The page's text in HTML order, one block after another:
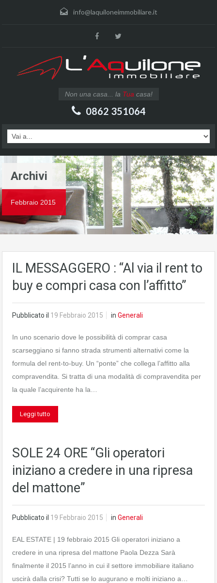
info@laquiloneimmobiliare.it
Non una casa... la Tua casa!
0862 351064
Archivi
Febbraio 2015
IL MESSAGGERO : “Al via il rent to
buy e compri casa con l’affitto”
Pubblicato il 19 Febbraio 2015 in Generali
In uno scenario dove le possibilità di comprar casa
scarseggiano si fanno strada strumenti alternativi come la
formula del rent-to-buy. Un “ponte” che collega l’affitto alla
compravendita. Si tratta di una modalità di compravendita per
la quale l’acquirente ha la…
Leggi tutto
SOLE 24 ORE “Gli operatori
iniziano a credere in una ripresa
del mattone”
Pubblicato il 19 Febbraio 2015 in Generali
EAL ESTATE | 19 febbraio 2015 Gli operatori iniziano a
credere in una ripresa del mattone Paola Dezza Sarà
finalmente il 2015 l’anno in cui il settore immobiliare italiano
uscirà dalla crisi? Tutti se lo augurano e molti iniziano a…